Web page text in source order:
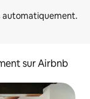
sur Airbnb